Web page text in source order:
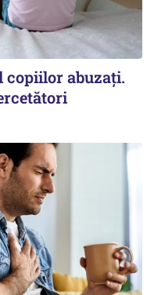
copiilor abuzați.